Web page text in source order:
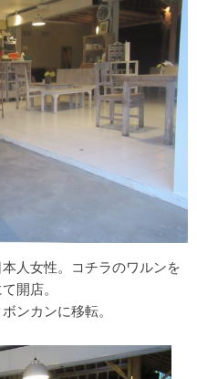
人女性。コチラのワルンを
開店。
ンカンに移転。